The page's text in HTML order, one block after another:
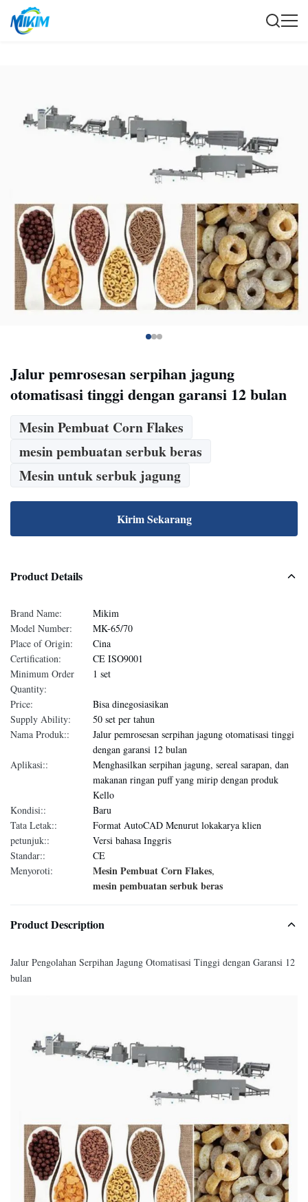
Jalur pemrosesan serpihan jagung
otomatisasi tinggi dengan garansi 12 bulan
Mesin Pembuat Corn Flakes
mesin pembuatan serbuk beras
Mesin untuk serbuk jagung
Kirim Sekarang
Product Details
Brand Name:
Mikim
Model Number:
MK-65/70
Place of Origin:
Cina
Certification:
CE ISO9001
Minimum Order
Quantity:
1 set
Price:
Bisa dinegosiasikan
Supply Ability:
50 set per tahun
Nama Produk::
Jalur pemrosesan serpihan jagung otomatisasi tinggi
dengan garansi 12 bulan
Aplikasi::
Menghasilkan serpihan jagung, sereal sarapan, dan
makanan ringan puff yang mirip dengan produk
Kello
Kondisi::
Baru
Tata Letak::
Format AutoCAD Menurut lokakarya klien
petunjuk::
Versi bahasa Inggris
Standar::
CE
Menyoroti:
Mesin Pembuat Corn Flakes,
mesin pembuatan serbuk beras
Product Description
Jalur Pengolahan Serpihan Jagung Otomatisasi Tinggi dengan Garansi 12
bulan